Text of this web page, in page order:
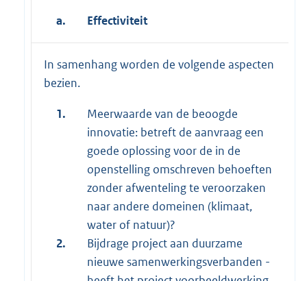
a. Effectiviteit
In samenhang worden de volgende aspecten
bezien.
1.
Meerwaarde van de beoogde
innovatie: betreft de aanvraag een
goede oplossing voor de in de
openstelling omschreven behoeften
zonder afwenteling te veroorzaken
naar andere domeinen (klimaat,
water of natuur)?
2.
Bijdrage project aan duurzame
nieuwe samenwerkingsverbanden -